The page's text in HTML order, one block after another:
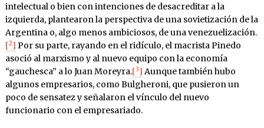
intelectual o bien con intenciones de desacreditar a la
izquierda, plantearon la perspectiva de una sovietización de la
Argentina o, algo menos ambiciosos, de una venezuelización.
[2] Por su parte, rayando en el ridículo, el macrista Pinedo
asoció al marxismo y al nuevo equipo con la economía
“gauchesca” a lo Juan Moreyra.[3] Aunque también hubo
algunos empresarios, como Bulgheroni, que pusieron un
poco de sensatez y señalaron el vínculo del nuevo
funcionario con el empresariado.